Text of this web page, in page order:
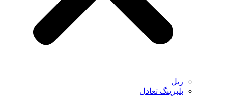
ریل
بلبرینگ تعادل